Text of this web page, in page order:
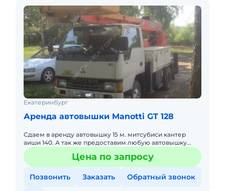
Екатеринбург
Аренда автовышки Manotti GT 128
Сдаем в аренду автовышку 15 м. митсубиси кантер
аиши 140. А так же предоставим любую автовышку
(кран-вышку) от 15 до 30 м.
Цена по запросу
Позвонить Заказать Обратный звонок